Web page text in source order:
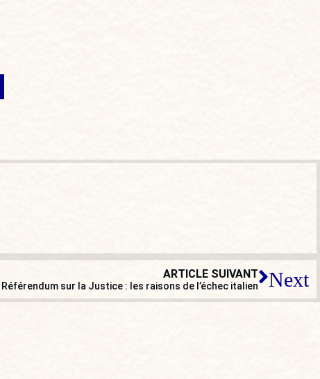
ARTICLE SUIVANT
Référendum sur la Justice : les raisons de l’échec italien Next